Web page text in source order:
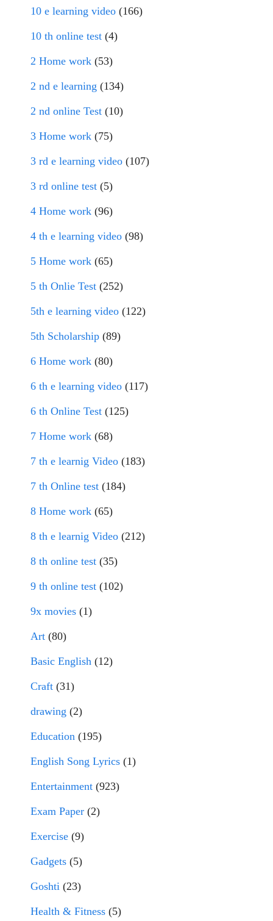
10 e learning video (166)
10 th online test (4)
2 Home work (53)
2 nd e learning (134)
2 nd online Test (10)
3 Home work (75)
3 rd e learning video (107)
3 rd online test (5)
4 Home work (96)
4 th e learning video (98)
5 Home work (65)
5 th Onlie Test (252)
5th e learning video (122)
5th Scholarship (89)
6 Home work (80)
6 th e learning video (117)
6 th Online Test (125)
7 Home work (68)
7 th e learnig Video (183)
7 th Online test (184)
8 Home work (65)
8 th e learnig Video (212)
8 th online test (35)
9 th online test (102)
9x movies (1)
Art (80)
Basic English (12)
Craft (31)
drawing (2)
Education (195)
English Song Lyrics (1)
Entertainment (923)
Exam Paper (2)
Exercise (9)
Gadgets (5)
Goshti (23)
Health & Fitness (5)